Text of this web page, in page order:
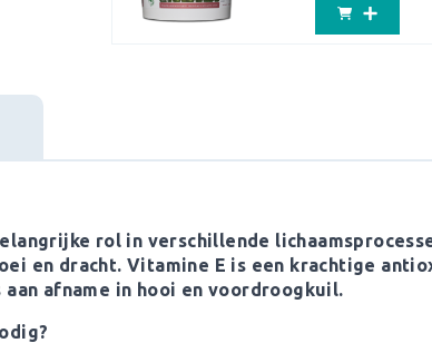
rol in verschillende
en dracht. Vitamine E is een krachtige
afname in hooi en voordroogkuil.